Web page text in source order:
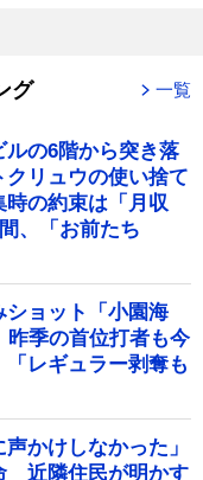
グ 一覧
ルの6階から突き落
リュウの使い捨て
の約束は「月収
、「お前たち
ショット「小園海
季の首位打者も今
レギュラー剥奪も
かけしなかった」
近隣住民が明かす